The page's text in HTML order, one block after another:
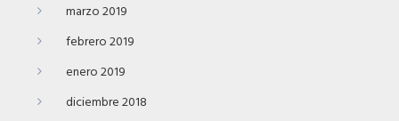
marzo 2019
febrero 2019
enero 2019
diciembre 2018